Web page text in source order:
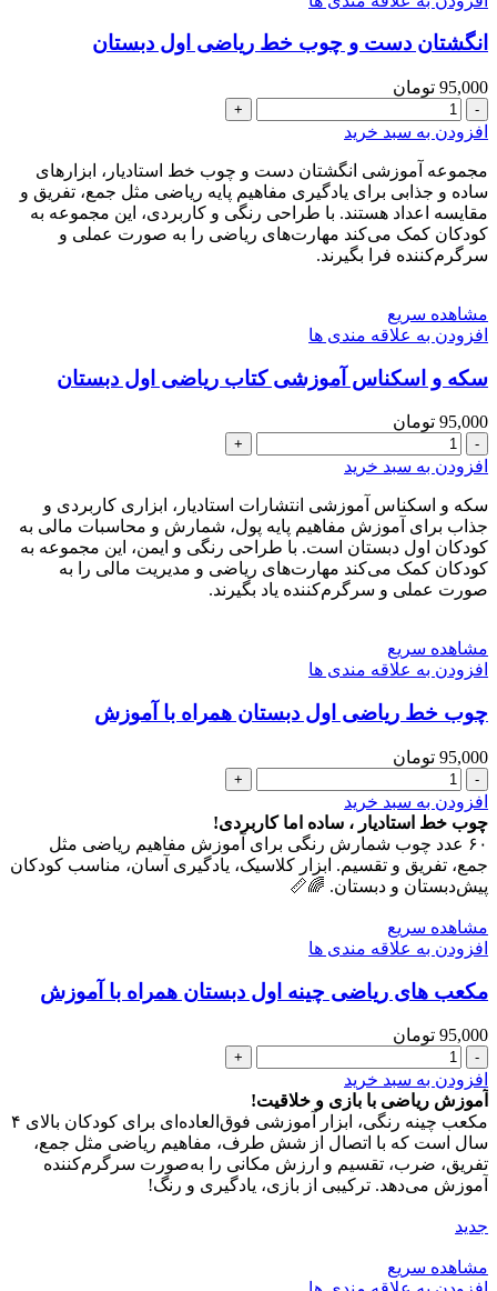
عدد
انگشتان دست و چوب خط ریاضی اول دبستان
95,000 تومان
انگشتان
دست
چوب
خط
ریاضی
اول
دبستان
افزودن به سبد خرید
مجموعه آموزشی انگشتان دست و چوب خط استادیار، ابزارهای
ساده و جذابی برای یادگیری مفاهیم پایه ریاضی مثل جمع، تفریق و
مقایسه اعداد هستند. با طراحی رنگی و کاربردی، این مجموعه به
کودکان کمک می‌کند مهارت‌های ریاضی را به صورت عملی و
سرگرم‌کننده فرا بگیرند.
مشاهده سریع
افزودن به علاقه مندی ها
سکه و اسکناس آموزشی کتاب ریاضی اول دبستان
95,000 تومان
سکه
و
آموزشی
کتاب
ریاضی
اول
دبستان
افزودن به سبد خرید
سکه و اسکناس آموزشی انتشارات استادیار، ابزاری کاربردی و
جذاب برای آموزش مفاهیم پایه پول، شمارش و محاسبات مالی به
کودکان اول دبستان است. با طراحی رنگی و ایمن، این مجموعه به
کودکان کمک می‌کند مهارت‌های ریاضی و مدیریت مالی را به
صورت عملی و سرگرم‌کننده یاد بگیرند.
مشاهده سریع
افزودن به علاقه مندی ها
چوب خط ریاضی اول دبستان همراه با آموزش
95,000 تومان
چوب
خط
ریاضی
اول
دبستان
همراه
آموزش
عدد
افزودن به سبد خرید
چوب خط استادیار ، ساده اما کاربردی!
۶۰ عدد چوب شمارش رنگی برای آموزش مفاهیم ریاضی مثل
جمع، تفریق و تقسیم. ابزار کلاسیک، یادگیری آسان، مناسب کودکان
پیش‌دبستان و دبستان. 🌈📏
مشاهده سریع
افزودن به علاقه مندی ها
مکعب های ریاضی چینه اول دبستان همراه با آموزش
95,000 تومان
مکعب
های
ریاضی
چینه
اول
دبستان
همراه
آموزش
افزودن به سبد خرید
آموزش ریاضی با بازی و خلاقیت!
مکعب چینه رنگی، ابزار آموزشی فوق‌العاده‌ای برای کودکان بالای ۴
سال است که با اتصال از شش طرف، مفاهیم ریاضی مثل جمع،
تفریق، ضرب، تقسیم و ارزش مکانی را به‌صورت سرگرم‌کننده
آموزش می‌دهد. ترکیبی از بازی، یادگیری و رنگ!
جدید
مشاهده سریع